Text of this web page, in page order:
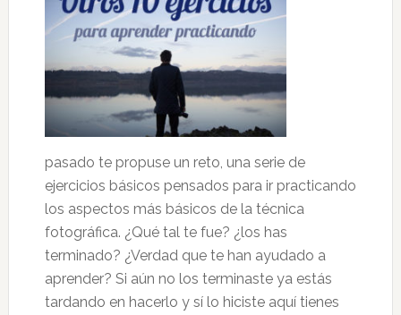
pasado te propuse un reto, una serie de
ejercicios básicos pensados para ir practicando
los aspectos más básicos de la técnica
fotográfica. ¿Qué tal te fue? ¿los has
terminado? ¿Verdad que te han ayudado a
aprender? Si aún no los terminaste ya estás
tardando en hacerlo y sí lo hiciste aquí tienes